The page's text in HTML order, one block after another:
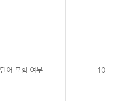
단어 포함 여부 10